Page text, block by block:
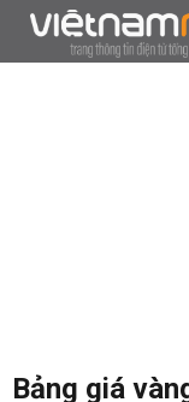
Bảng giá